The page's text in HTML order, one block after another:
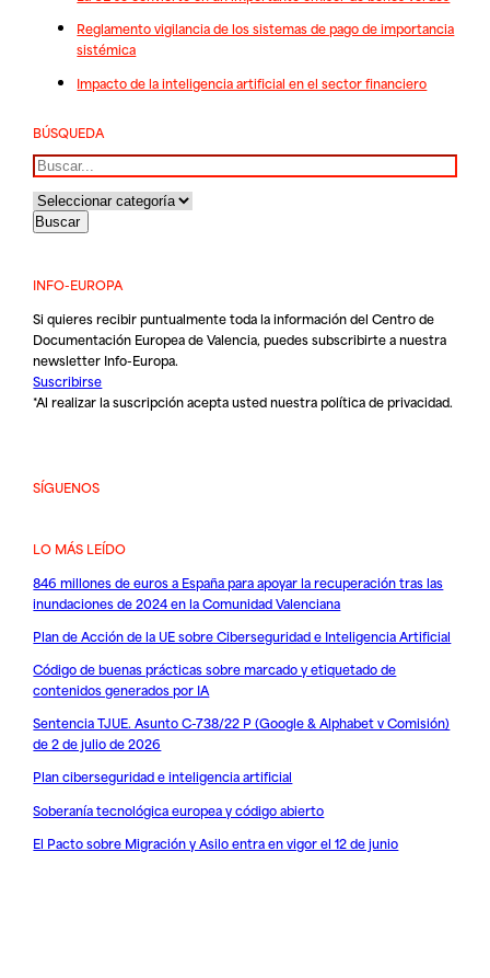
Reglamento vigilancia de los sistemas de pago de importancia
sistémica
Impacto de la inteligencia artificial en el sector financiero
BÚSQUEDA
Buscar
INFO-EUROPA
Si quieres recibir puntualmente toda la información del Centro de
Documentación Europea de Valencia, puedes subscribirte a nuestra
newsletter Info-Europa.
Suscribirse
*Al realizar la suscripción acepta usted nuestrapolítica de privacidad.
SÍGUENOS
LO MÁS LEÍDO
846 millones de euros a España para apoyar la recuperación tras las
inundaciones de 2024 en la Comunidad Valenciana
Plan de Acción de la UE sobre Ciberseguridad e Inteligencia Artificial
Código de buenas prácticas sobre marcado y etiquetado de
contenidos generados por IA
Sentencia TJUE. Asunto C-738/22 P (Google & Alphabet v Comisión)
de 2 de julio de 2026
Plan ciberseguridad e inteligencia artificial
Soberanía tecnológica europea y código abierto
El Pacto sobre Migración y Asilo entra en vigor el 12 de junio